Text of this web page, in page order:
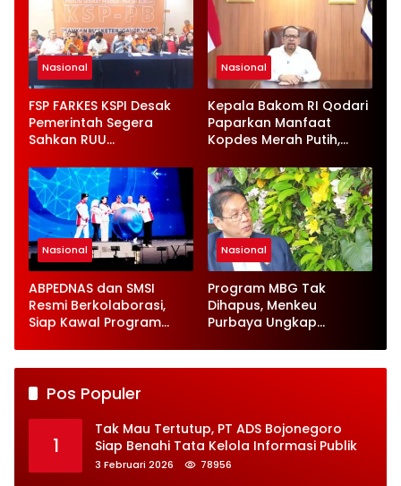
Nasional
FSP FARKES KSPI Desak
Pemerintah Segera
Sahkan RUU
Nasional
Kepala Bakom RI Qodari
Paparkan Manfaat
Kopdes Merah Putih,
Kerja
Nasional
ABPEDNAS dan SMSI
Resmi Berkolaborasi,
Siap Kawal Program
Nasional
Program MBG Tak
Dihapus, Menkeu
Purbaya Ungkap
besaran
Pos Populer
1
Tak Mau Tertutup, PT ADS Bojonegoro
Siap Benahi Tata Kelola Informasi Publik
3 Februari 2026 78956